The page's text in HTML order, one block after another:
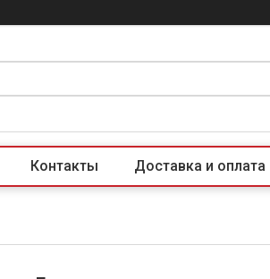
Контакты Доставка и оплата